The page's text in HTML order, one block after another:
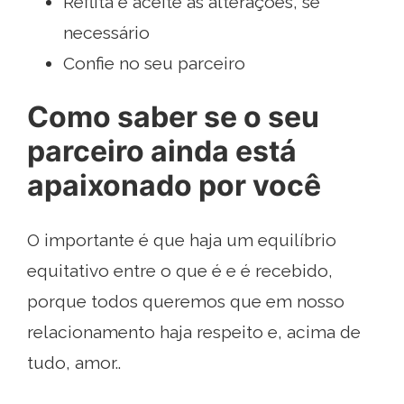
necessário
Confie no seu parceiro
Como saber se o seu
parceiro ainda está
apaixonado por você
O importante é que haja um equilíbrio
equitativo entre o que é e é recebido,
porque todos queremos que em nosso
relacionamento haja respeito e, acima de
tudo, amor..